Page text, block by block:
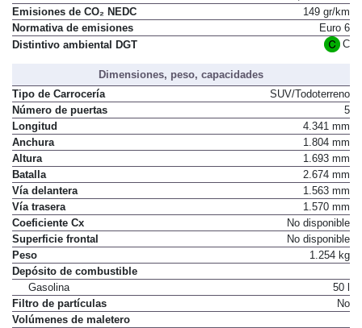
Emisiones de CO₂ NEDC
149 gr/km
Normativa de emisiones
Euro 6
Distintivo ambiental DGT
C
Dimensiones, peso, capacidades
Tipo de Carrocería
SUV/Todoterreno
Número de puertas
5
Longitud
4.341 mm
Anchura
1.804 mm
Altura
1.693 mm
Batalla
2.674 mm
Vía delantera
1.563 mm
Vía trasera
1.570 mm
Coeficiente Cx
No disponible
Superficie frontal
No disponible
Peso
1.254 kg
Depósito de combustible
Gasolina
50 l
Filtro de partículas
No
Volúmenes de maletero